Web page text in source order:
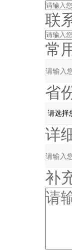
联
常用
省份
详
补